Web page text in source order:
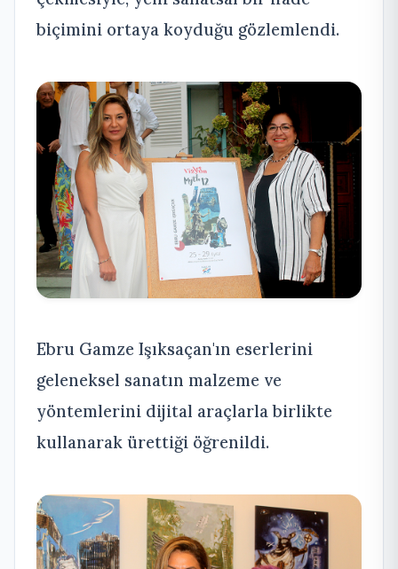
biçimini ortaya koyduğu gözlemlendi.
Ebru Gamze Işıksaçan'ın eserlerini
geleneksel sanatın malzeme ve
yöntemlerini dijital araçlarla birlikte
kullanarak ürettiği öğrenildi.